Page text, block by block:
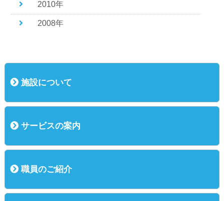
2010年
2008年
施設について
サービスの案内
職員のご紹介